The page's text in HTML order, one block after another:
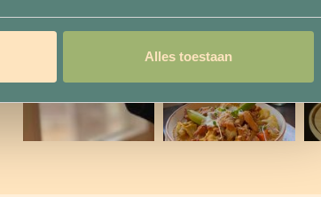
Alles toestaan